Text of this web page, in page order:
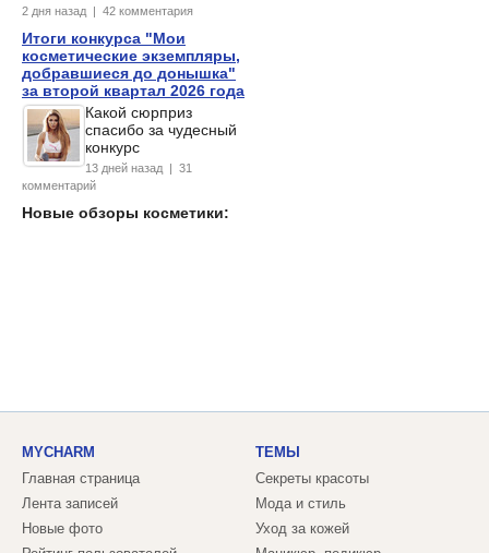
2 дня назад | 42 комментария
Итоги конкурса "Мои
косметические экземпляры,
добравшиеся до донышка"
за второй квартал 2026 года
Какой сюрприз
спасибо за чудесный
конкурс
13 дней назад | 31
комментарий
Новые обзоры косметики:
MYCHARM
Главная страница
Лента записей
Новые фото
ТЕМЫ
Секреты красоты
Мода и стиль
Уход за кожей